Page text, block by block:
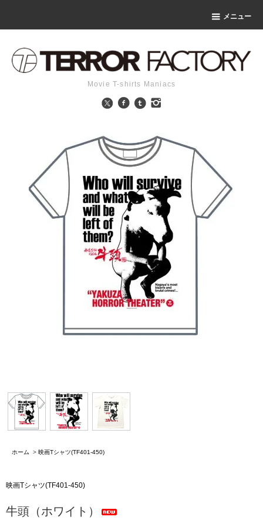
メニュー
Movie T-shirts Maniacs
ホーム > 映画Tシャツ(TF401-450)
映画Tシャツ(TF401-450)
牛頭（ホワイト）